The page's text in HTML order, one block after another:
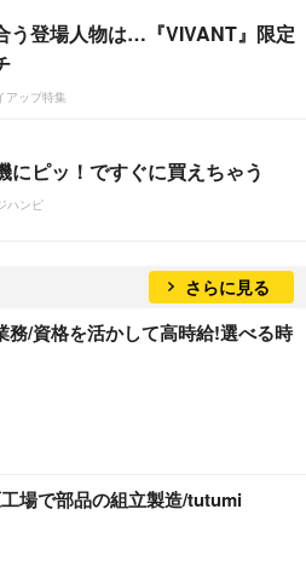
う登場人物は…『VIVANT』限定
アップ特集
にピッ！ですぐに買えちゃう
ハンピ
さらに見る
務/資格を活かして高時給!選べる時
場で部品の組立製造/tutumi